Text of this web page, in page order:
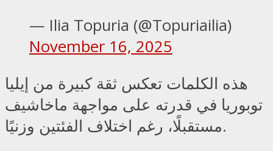
— Ilia Topuria (@Topuriailia)
November 16, 2025
هذه الكلمات تعكس ثقة كبيرة من إيليا
توبوريا في قدرته على مواجهة ماخاشيف
مستقبلًا، رغم اختلاف الفئتين وزنيًا.